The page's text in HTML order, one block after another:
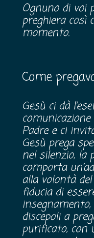
Ognuno di voi
preghiera così
momento.
Come
Gesù ci dà
Padre e ci
Gesù prega
nel silenzio, la
comporta
alla volontà
fiducia di
discepoli a
purificato, con